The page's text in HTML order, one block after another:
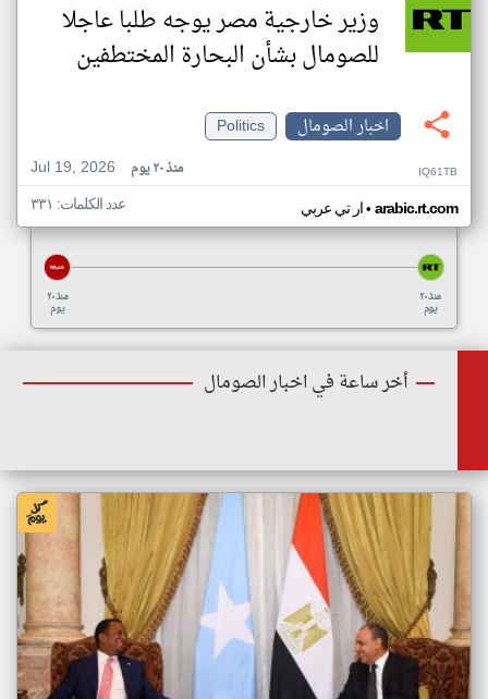
وزير خارجية مصر يوجه طلبا عاجلا
للصومال بشأن البحارة المختطفين
اخبار الصومال
Politics
Jul 19, 2026
منذ ٢٠ يوم IQ61TB
ار تي عربي• arabic.rt.com عدد الكلمات: ٣٣١
منذ ٢٠
يوم
منذ ٢٠
يوم
أخر ساعة في اخبار الصومال